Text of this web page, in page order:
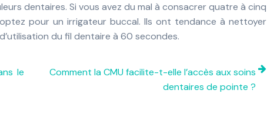
dentaires. Si vous avez du mal à consacrer quatre à cinq
pour un irrigateur buccal. Ils ont tendance à nettoyer
du fil dentaire à 60 secondes.
le
Comment la CMU facilite-t-elle l’accès aux soins
dentaires de pointe ?